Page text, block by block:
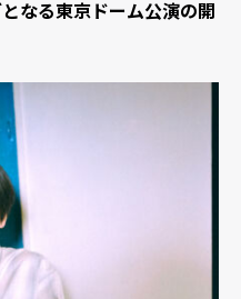
なる東京ドーム公演の開